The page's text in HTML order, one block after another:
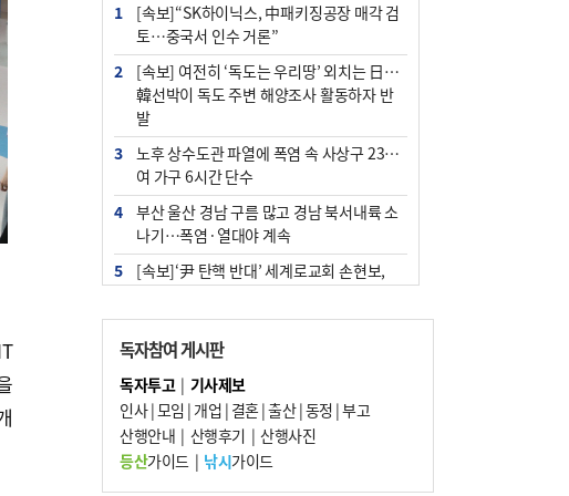
1
[속보]“SK하이닉스, 中패키징공장 매각 검
토…중국서 인수 거론”
2
[속보] 여전히 ‘독도는 우리땅’ 외치는 日…
韓선박이 독도 주변 해양조사 활동하자 반
발
3
노후 상수도관 파열에 폭염 속 사상구 2300
여 가구 6시간 단수
4
부산 울산 경남 구름 많고 경남 북서내륙 소
나기…폭염·열대야 계속
5
[속보]‘尹 탄핵 반대’ 세계로교회 손현보,
군사기밀 유출자 색출 지시
7
부산 주유소 휘발유 평균가 ℓ당 1849원…
전주보다 3원 ↓
8
[속보] ‘심판 성접대’ 논란 축구협회 공식 사
과…“현재는 부적절 행위 없어”
독자참여 게시판
독자투고| 기사제보
인사|모임 | 개업 | 결혼|출산|동정 |부고
산행안내 | 산행후기 | 산행사진
등산가이드| 낚시가이드